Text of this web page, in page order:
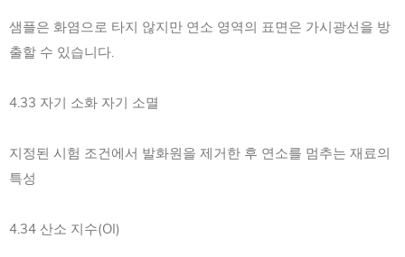
샘플은 화염으로 타지 않지만 연소 영역의 표면은 가시광선을 방
출할 수 있습니다.
4.33 자기 소화 자기 소멸
지정된 시험 조건에서 발화원을 제거한 후 연소를 멈추는 재료의
특성
4.34 산소 지수(OI)